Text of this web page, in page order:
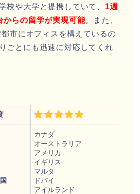
校や大学と提携していて、 1週
からの留学が実現可能。また、
市にオフィスを構えているの
ごとにも迅速に対応してくれ
カナダ
オーストラリア
アメリカ
イギリス
マルタ
ドバイ
アイルランド